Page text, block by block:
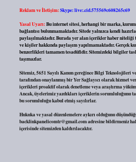
Reklam ve İletişim:Skype: live:.cid.575569c608265c69
Yasal Uyarı:Bu internet sitesi, herhangi bir marka,
bağlantısı bulunmamaktadır. Sitede yalnızca kendi
paylaşılmaktadır. Burada yer alan içerikler haber niteliği
ve kişiler hakkında paylaşım yapılmamaktadır. Gerçek
benzerlikleri tamamen tesadüfidir. Sitemizdeki bilgiler
taşımazlar.
Sitemiz, 5651 Sayılı Kanun gereğince Bilgi Teknolojileri
tarafından onaylanmış bir Yer Sağlayıcı olarak hizmet
içerikleri proaktif olarak denetleme veya araştırma
Ancak, üyelerimiz yazdıkları içeriklerin sorumluluğunu
bu sorumluluğu kabul etmiş sayılırlar.
Hukuka ve yasal düzenlemelere aykırı olduğunu
backlinkpanelicomtr@gmail.comadresine bildirmeniz
içerisinde sitemizden kaldırılacaktır.